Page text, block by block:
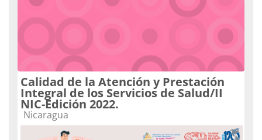
Calidad de la Atención y Prestación
Integral de los Servicios de Salud/II
NIC-Edición 2022.
Categoria do curso
Nicaragua